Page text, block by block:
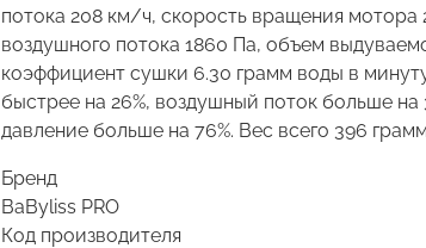
потока 208 км/ч, скорость вращения
воздушного потока 1860 Па, объем
коэффициент сушки 6.30 грамм воды в
быстрее на 26%, воздушный поток больше на
давление больше на 76%. Вес всего 396
Бренд
BaByliss PRO
Код производителя